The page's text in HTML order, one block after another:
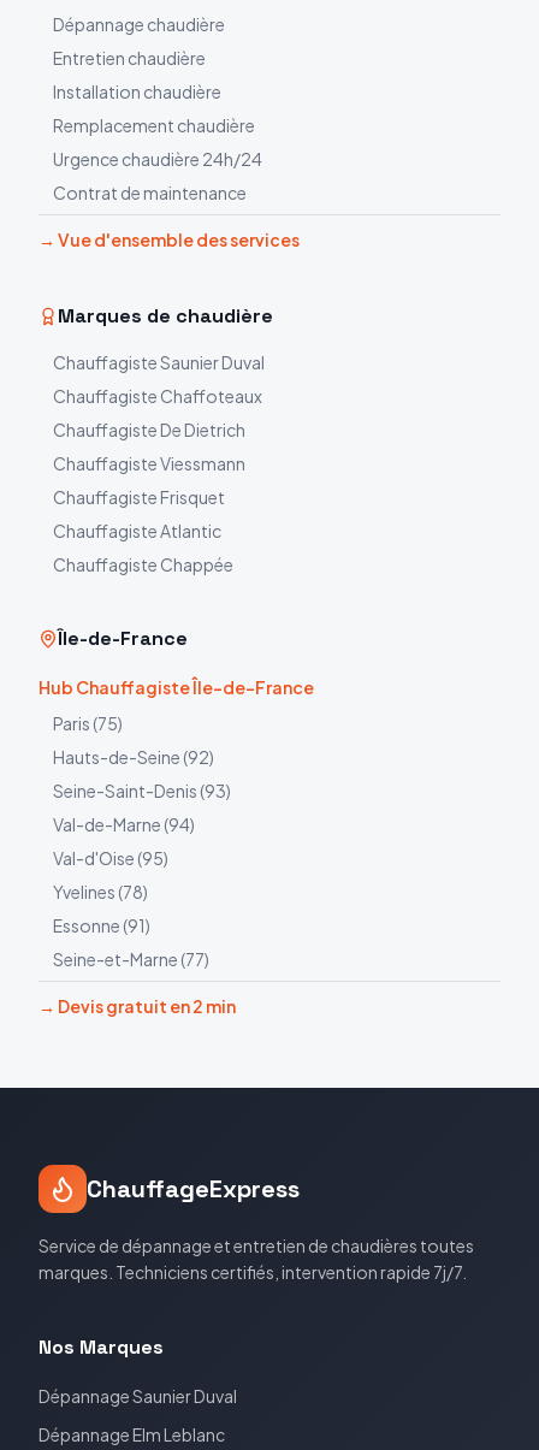
Dépannage chaudière
Entretien chaudière
Installation chaudière
Remplacement chaudière
Urgence chaudière 24h/24
Contrat de maintenance
→ Vue d'ensemble des services
Marques de chaudière
ChauffagisteSaunier Duval
Chauffagiste Chaffoteaux
Chauffagiste De Dietrich
ChauffagisteViessmann
Chauffagiste Frisquet
ChauffagisteAtlantic
Chauffagiste Chappée
Île-de-France
Hub Chauffagiste Île-de-France
Paris (75)
Hauts-de-Seine (92)
Seine-Saint-Denis (93)
Val-de-Marne (94)
Val-d'Oise (95)
Yvelines (78)
Essonne (91)
Seine-et-Marne (77)
→ Devis gratuit en 2 min
ChauffageExpress
Service de dépannage et entretien de chaudières toutes
marques. Techniciens certifiés, intervention rapide 7j/7.
Nos Marques
DépannageSaunier Duval
DépannageElm Leblanc